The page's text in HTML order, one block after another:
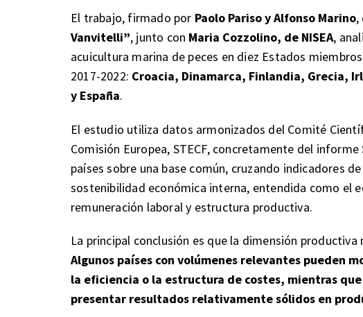
El trabajo, firmado por Paolo Pariso y Alfonso Marino,
Vanvitelli”, junto con Maria Cozzolino, de NISEA,
acuicultura marina de peces en diez Estados
2017-2022: Croacia, Dinamarca, Finlandia, Grecia,
y España.
El estudio utiliza datos armonizados del Comité
Comisión Europea, STECF, concretamente del
países sobre una base común, cruzando indicadores
sostenibilidad económica interna, entendida como el
remuneración laboral y estructura productiva.
La principal conclusión es que la dimensión
Algunos países con volúmenes relevantes pueden
la eficiencia o la estructura de costes, mientras
presentar resultados relativamente sólidos en